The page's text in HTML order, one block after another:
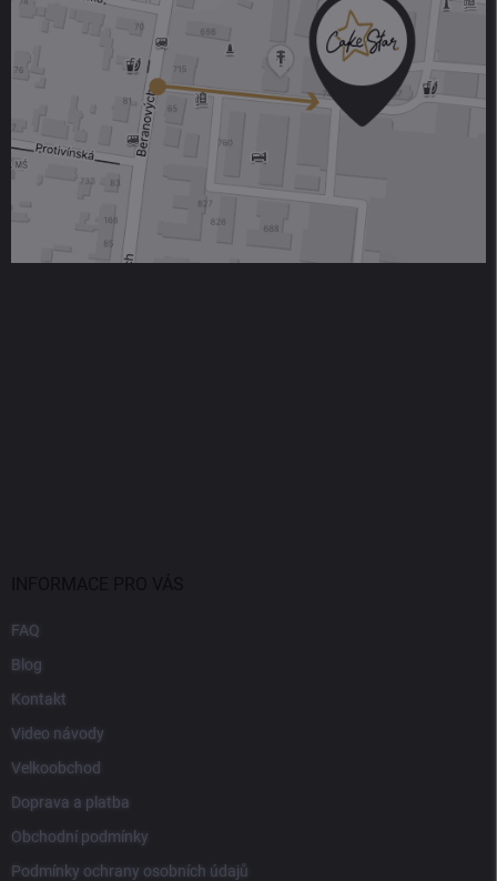
FAQ
Blog
Kontakt
Video návody
Velkoobchod
Doprava a platba
Obchodní podmínky
Podmínky ochrany osobních údajů